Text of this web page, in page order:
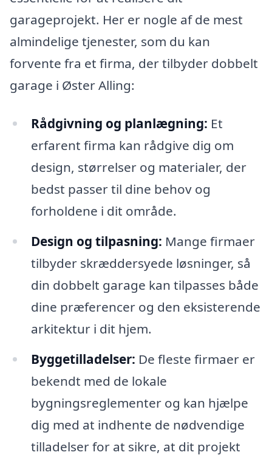
garageprojekt. Her er nogle af de mest
almindelige tjenester, som du kan
forvente fra et firma, der tilbyder dobbelt
garage i Øster Alling:
Rådgivning og planlægning: Et
erfarent firma kan rådgive dig om
design, størrelser og materialer, der
bedst passer til dine behov og
forholdene i dit område.
Design og tilpasning: Mange firmaer
tilbyder skræddersyede løsninger, så
din dobbelt garage kan tilpasses både
dine præferencer og den eksisterende
arkitektur i dit hjem.
Byggetilladelser: De fleste firmaer er
bekendt med de lokale
bygningsreglementer og kan hjælpe
dig med at indhente de nødvendige
tilladelser for at sikre, at dit projekt